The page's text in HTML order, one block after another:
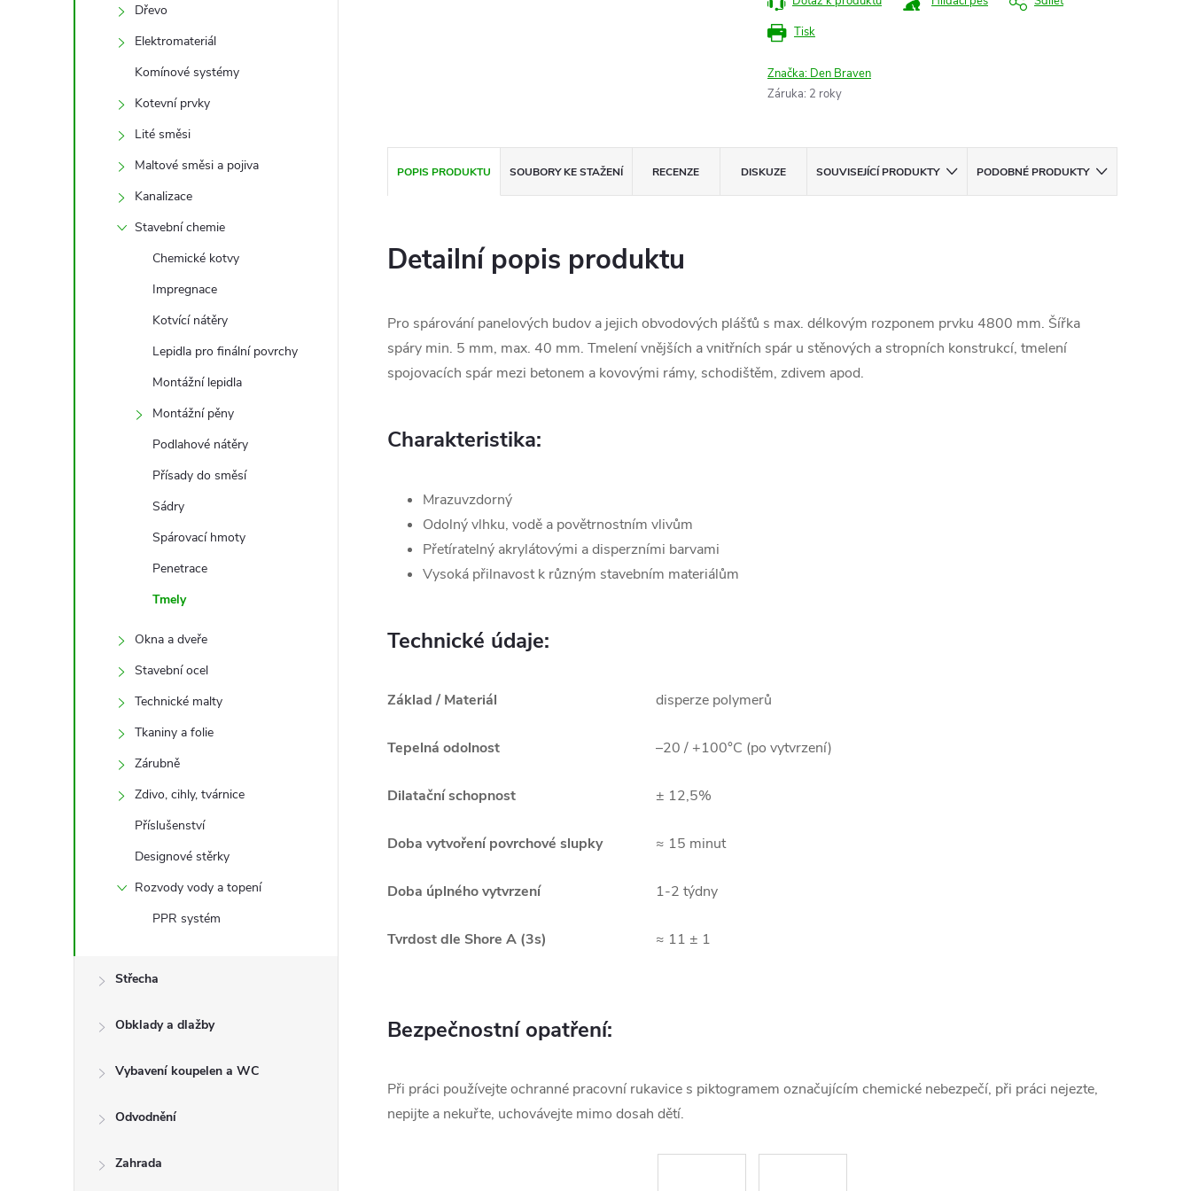
Dřevo
Elektromateriál
Komínové systémy
Kotevní prvky
Lité směsi
Maltové směsi a pojiva
Kanalizace
Stavební chemie
Chemické kotvy
Impregnace
Kotvící nátěry
Lepidla pro finální povrchy
Montážní lepidla
Montážní pěny
Podlahové nátěry
Přísady do směsí
Sádry
Spárovací hmoty
Penetrace
Tmely
Okna a dveře
Stavební ocel
Technické malty
Tkaniny a folie
Zárubně
Zdivo, cihly, tvárnice
Příslušenství
Designové stěrky
Rozvody vody a topení
PPR systém
Střecha
Obklady a dlažby
Vybavení koupelen a WC
Odvodnění
Zahrada
Tisk
Značka: Den Braven
Záruka: 2 roky
POPIS PRODUKTU SOUBORY KE STAŽENÍ RECENZE DISKUZE SOUVISEJÍCÍ PRODUKTY PODOBNÉ PRODUKTY
Detailní popis produktu
Pro spárování panelových budov a jejich obvodových plášťů s max. délkovým rozponem prvku 4800 mm. Šířka
spáry min. 5 mm, max. 40 mm. Tmelení vnějších a vnitřních spár u stěnových a stropních konstrukcí, tmelení
spojovacích spár mezi betonem a kovovými rámy, schodištěm, zdivem apod.
Charakteristika:
Mrazuvzdorný
Odolný vlhku, vodě a povětrnostním vlivům
Přetíratelný akrylátovými a disperzními barvami
Vysoká přilnavost k různým stavebním materiálům
Technické údaje:
Základ / Materiál disperze polymerů
Tepelná odolnost –20 / +100°C (po vytvrzení)
Dilatační schopnost ± 12,5%
Doba vytvoření povrchové slupky ≈ 15 minut
Doba úplného vytvrzení 1-2 týdny
Tvrdost dle Shore A (3s) ≈ 11 ± 1
Bezpečnostní opatření:
Při práci používejte ochranné pracovní rukavice s piktogramem označujícím chemické nebezpečí, při práci nejezte,
nepijte a nekuřte, uchovávejte mimo dosah dětí.